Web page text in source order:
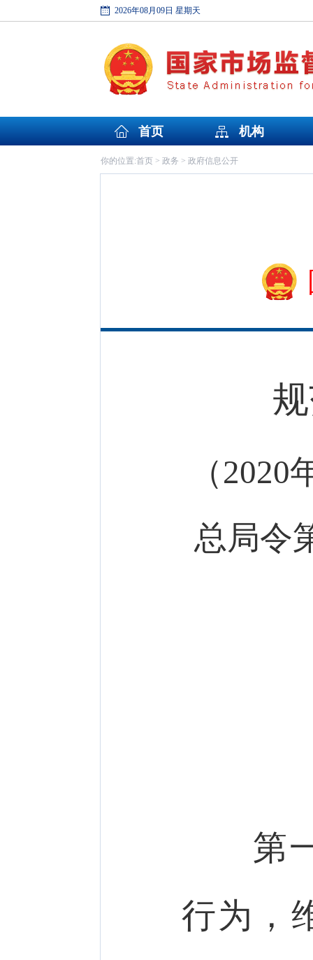
2026年08月09日 星期天
首页 机构
你的位置:首页> 政务 > 政府信息公开
（
总局令
第
行为，